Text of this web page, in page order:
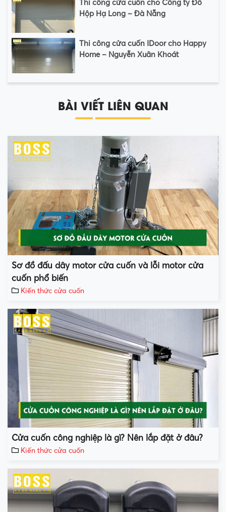
Thi công cửa cuốn cho Công ty Đồ
Hộp Hạ Long – Đà Nẵng
Thi công cửa cuốn IDoor cho Happy
Home – Nguyễn Xuân Khoát
BÀI VIẾT LIÊN QUAN
Sơ đồ đấu dây motor cửa cuốn và lỗi motor cửa
cuốn phổ biến
Kiến thức cửa cuốn
Cửa cuốn công nghiệp là gì? Nên lắp đặt ở đâu?
Kiến thức cửa cuốn